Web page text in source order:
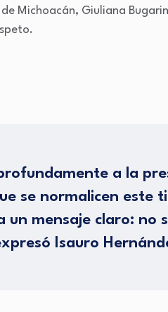
Michoacán, Giuliana
a la
se normalicen este
un mensaje claro: no
Isauro